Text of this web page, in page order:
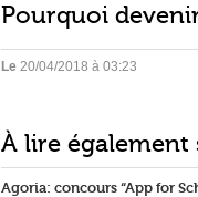
Pourquoi
Le 20/04/2018 à 03:23
À lire également
Agoria: concours “App for